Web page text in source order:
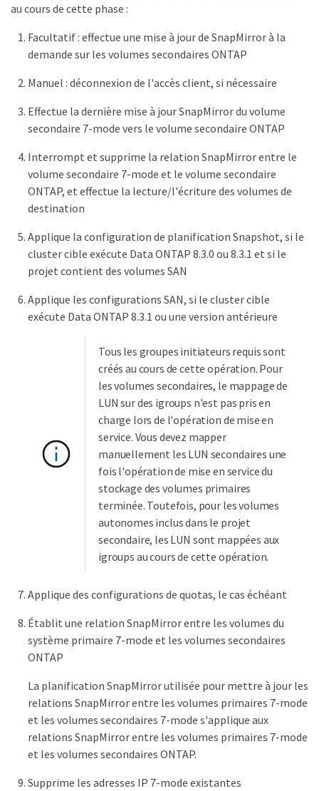
au cours de cette phase :
Facultatif : effectue une mise à jour de SnapMirror à la
demande sur les volumes secondaires ONTAP
Manuel : déconnexion de l'accès client, si nécessaire
Effectue la dernière mise à jour SnapMirror du volume
secondaire 7-mode vers le volume secondaire ONTAP
Interrompt et supprime la relation SnapMirror entre le
volume secondaire 7-mode et le volume secondaire
ONTAP, et effectue la lecture/l'écriture des volumes de
destination
Applique la configuration de planification Snapshot, si le
cluster cible exécute Data ONTAP 8.3.0 ou 8.3.1 et si le
projet contient des volumes SAN
Applique les configurations SAN, si le cluster cible
exécute Data ONTAP 8.3.1 ou une version antérieure
Tous les groupes initiateurs requis sont
créés au cours de cette opération. Pour
les volumes secondaires, le mappage de
LUN sur des igroups n'est pas pris en
charge lors de l'opération de mise en
service. Vous devez mapper
manuellement les LUN secondaires une
fois l'opération de mise en service du
stockage des volumes primaires
terminée. Toutefois, pour les volumes
autonomes inclus dans le projet
secondaire, les LUN sont mappées aux
igroups au cours de cette opération.
Applique des configurations de quotas, le cas échéant
Établit une relation SnapMirror entre les volumes du
système primaire 7-mode et les volumes secondaires
ONTAP
La planification SnapMirror utilisée pour mettre à jour les
relations SnapMirror entre les volumes primaires 7-mode
et les volumes secondaires 7-mode s'applique aux
relations SnapMirror entre les volumes primaires 7-mode
et les volumes secondaires ONTAP.
Supprime les adresses IP 7-mode existantes